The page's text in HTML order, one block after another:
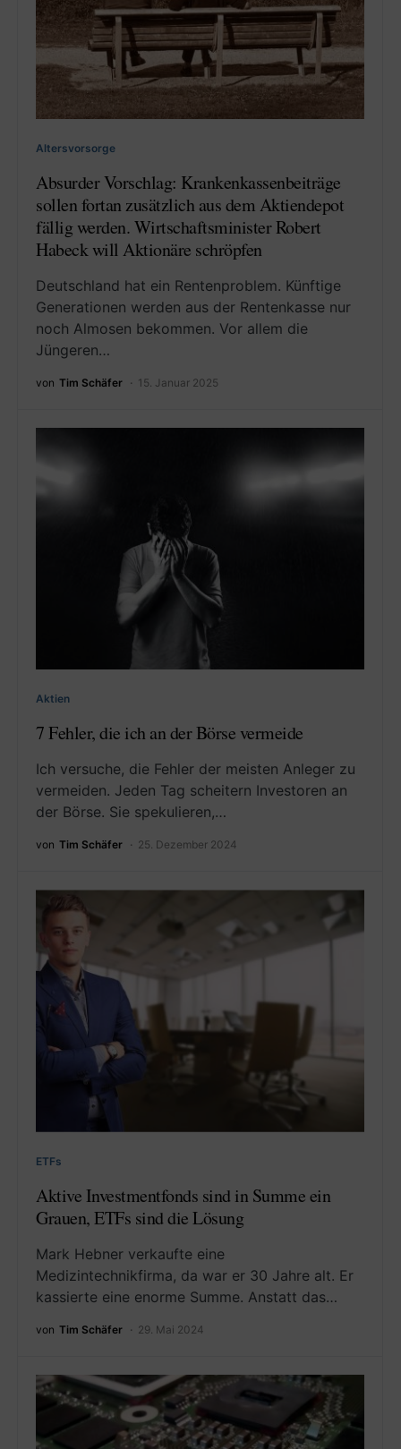
Altersvorsorge
Absurder Vorschlag: Krankenkassenbeiträge
sollen fortan zusätzlich aus dem Aktiendepot
fällig werden. Wirtschaftsminister Robert
Habeck will Aktionäre schröpfen
Deutschland hat ein Rentenproblem. Künftige
Generationen werden aus der Rentenkasse nur
noch Almosen bekommen. Vor allem die
Jüngeren…
von Tim Schäfer 15. Januar 2025
Aktien
7 Fehler, die ich an der Börse vermeide
Ich versuche, die Fehler der meisten Anleger zu
vermeiden. Jeden Tag scheitern Investoren an
der Börse. Sie spekulieren,…
von Tim Schäfer 25. Dezember 2024
ETFs
Aktive Investmentfonds sind in Summe ein
Grauen, ETFs sind die Lösung
Mark Hebner verkaufte eine
Medizintechnikfirma, da war er 30 Jahre alt. Er
kassierte eine enorme Summe. Anstatt das…
von Tim Schäfer 29. Mai 2024